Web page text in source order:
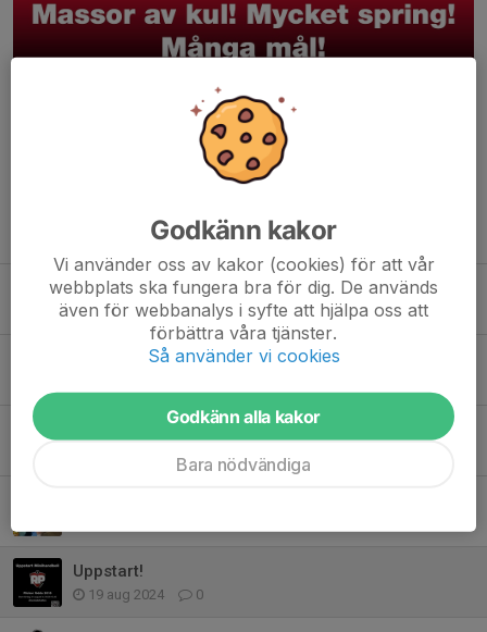
Tidigare nyheter
B I N G O 🤾‍♀️
30 okt 2025 1
Föräldra- och Cup-chat i Messenger
Nu kör vi igen!
Uppstart!
19 aug 2024 0
Godkänn kakor
Vi använder oss av kakor (cookies) för att vår
webbplats ska fungera bra för dig. De används
även för webbanalys i syfte att hjälpa oss att
förbättra våra tjänster.
Så använder vi cookies
Godkänn alla kakor
Bara nödvändiga